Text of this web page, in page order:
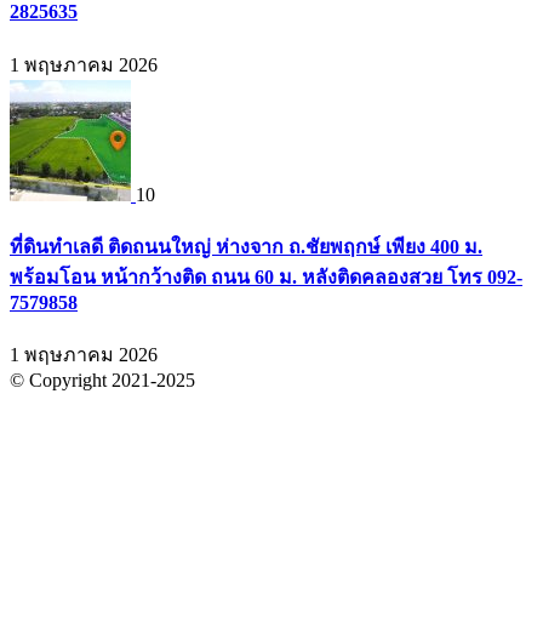
2825635
1 พฤษภาคม 2026
10
ที่ดินทำเลดี ติดถนนใหญ่ ห่างจาก ถ.ชัยพฤกษ์ เพียง 400 ม.
พร้อมโอน หน้ากว้างติด ถนน 60 ม. หลังติดคลองสวย โทร 092-
7579858
1 พฤษภาคม 2026
© Copyright 2021-2025